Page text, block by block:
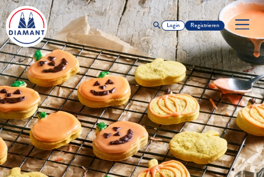
Login Registrieren